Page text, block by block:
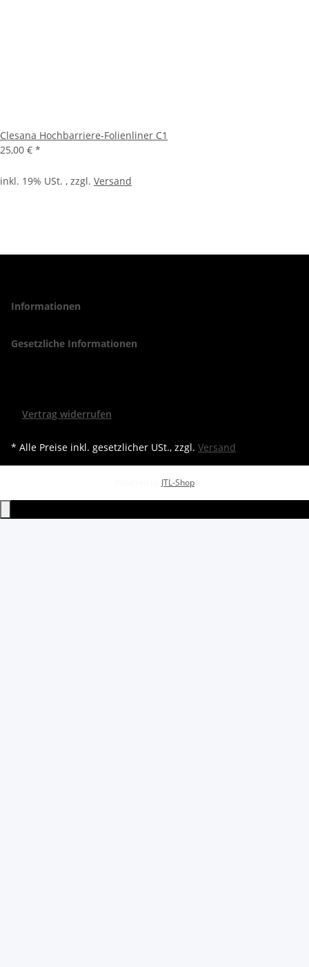
Clesana Hochbarriere-Folienliner C1
25,00 € *
inkl. 19% USt. , zzgl. Versand
Informationen
Gesetzliche Informationen
Vertrag widerrufen
* Alle Preise inkl. gesetzlicher USt., zzgl. Versand
JTL-Shop